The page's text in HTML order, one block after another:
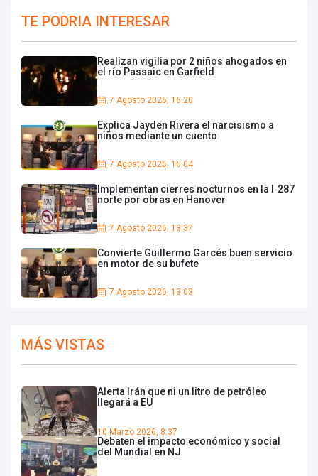
TE PODRIA INTERESAR
Realizan vigilia por 2 niños ahogados en
el río Passaic en Garfield
7 Agosto 2026, 16:20
Explica Jayden Rivera el narcisismo a
niños mediante un cuento
7 Agosto 2026, 16:04
Implementan cierres nocturnos en la I‑287
norte por obras en Hanover
7 Agosto 2026, 13:37
Convierte Guillermo Garcés buen servicio
en motor de su bufete
7 Agosto 2026, 13:03
MÁS VISTAS
Alerta Irán que ni un litro de petróleo
llegará a EU
10 Marzo 2026, 8:37
Debaten el impacto económico y social
del Mundial en NJ